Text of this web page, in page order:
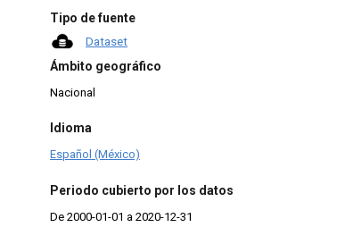
Tipo de fuente
Dataset
Ámbito geográfico
Nacional
Idioma
Español (México)
Periodo cubierto por los datos
De 2000-01-01 a 2020-12-31